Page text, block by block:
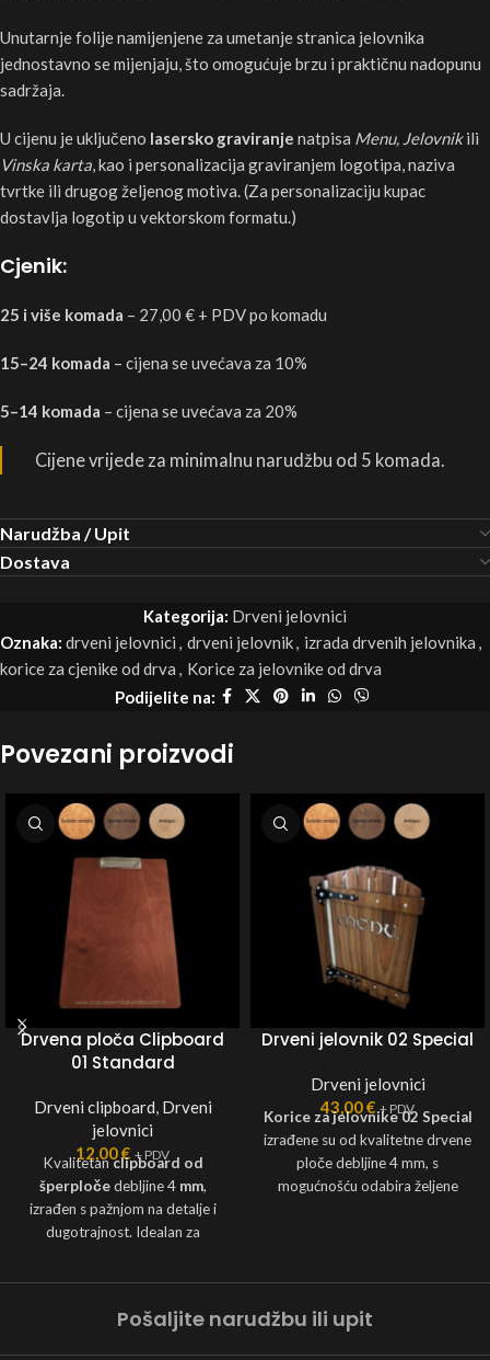
Unutarnje folije namijenjene za umetanje stranica jelovnika
jednostavno se mijenjaju, što omogućuje brzu i praktičnu nadopunu
sadržaja.
U cijenu je uključeno lasersko graviranje natpisa Menu, Jelovnikili
Vinska karta, kao i personalizacija graviranjem logotipa, naziva
tvrtke ili drugog željenog motiva. (Za personalizaciju kupac
dostavlja logotip u vektorskom formatu.)
Cjenik:
25 i više komada – 27,00 € + PDV po komadu
15–24 komada – cijena se uvećava za 10%
5–14 komada – cijena se uvećava za 20%
Cijene vrijede za minimalnu narudžbu od 5 komada.
Narudžba / Upit
Dostava
Kategorija: Drveni jelovnici
Oznaka: drveni jelovnici , drveni jelovnik, izrada drvenih jelovnika ,
korice za cjenike od drva , Korice za jelovnike od drva
Podijelite na:
Povezani proizvodi
Drvena ploča Clipboard
01 Standard
Drveni clipboard, Drveni
jelovnici
12,00€ + PDV
Kvalitetanclipboard od
šperpločedebljine 4mm,
izrađen s pažnjom na detalje i
dugotrajnost. Idealan za
karti ili specijalnih ponuda. Po
šperploču debljine 6 mm, uz
Drveni jelovnik 02 Special
Drveni jelovnici
43,00€ + PDV
Korice za jelovnike 02 Special
izrađene su od kvalitetne drvene
ploče debljine 4 mm, s
mogućnošću odabira željene
vašeg objekta.Dimenzije:
Format papira: A4 (210 × 297
Pošaljite narudžbu ili upit